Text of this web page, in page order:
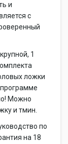
и
с
1
ложки
Можно
и тмин.
по
на 18